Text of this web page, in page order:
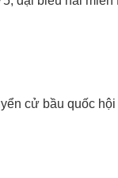
cử bầu quốc